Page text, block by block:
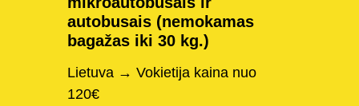
autobusais (nemokamas
bagažas iki 30 kg.)
Lietuva → Vokietija kaina nuo
120€